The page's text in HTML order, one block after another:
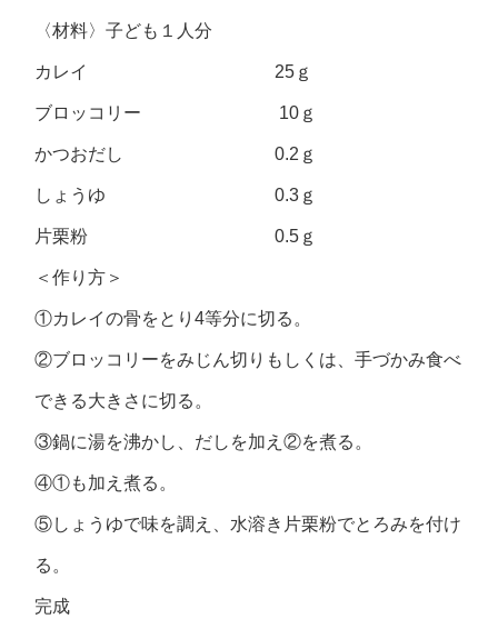
〈材料〉子ども１人分
カレイ 25ｇ
ブロッコリー 10ｇ
かつおだし 0.2ｇ
しょうゆ 0.3ｇ
片栗粉 0.5ｇ
＜作り方＞
①カレイの骨をとり4等分に切る。
②ブロッコリーをみじん切りもしくは、手づかみ食べ
できる大きさに切る。
③鍋に湯を沸かし、だしを加え②を煮る。
④①も加え煮る。
⑤しょうゆで味を調え、水溶き片栗粉でとろみを付け
る。
完成